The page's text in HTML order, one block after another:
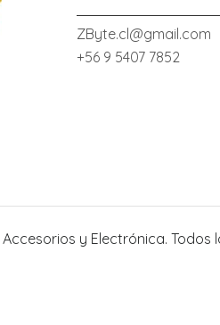
ZByte.cl@gmail.com
+56 9 5407 7852
y Electrónica. Todos